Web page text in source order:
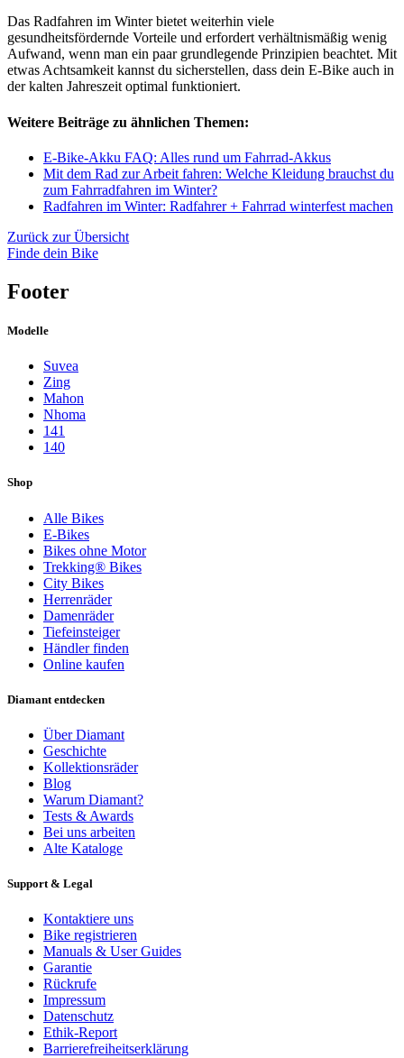
Das Radfahren im Winter bietet weiterhin viele
gesundheitsfördernde Vorteile und erfordert verhältnismäßig wenig
Aufwand, wenn man ein paar grundlegende Prinzipien beachtet. Mit
etwas Achtsamkeit kannst du sicherstellen, dass dein E-Bike auch in
der kalten Jahreszeit optimal funktioniert.
Weitere Beiträge zu ähnlichen Themen:
E-Bike-Akku FAQ: Alles rund um Fahrrad-Akkus
Mit dem Rad zur Arbeit fahren: Welche Kleidung brauchst du
zum Fahrradfahren im Winter?
Radfahren im Winter: Radfahrer + Fahrrad winterfest machen
Zurück zur Übersicht
Finde dein Bike
Footer
Modelle
Suvea
Zing
Mahon
Nhoma
141
140
Shop
Alle Bikes
E-Bikes
Bikes ohne Motor
Trekking® Bikes
City Bikes
Herrenräder
Damenräder
Tiefeinsteiger
Händler finden
Online kaufen
Diamant entdecken
Über Diamant
Geschichte
Kollektionsräder
Blog
Warum Diamant?
Tests & Awards
Bei uns arbeiten
Alte Kataloge
Support & Legal
Kontaktiere uns
Bike registrieren
Manuals & User Guides
Garantie
Rückrufe
Impressum
Datenschutz
Ethik-Report
Barrierefreiheitserklärung